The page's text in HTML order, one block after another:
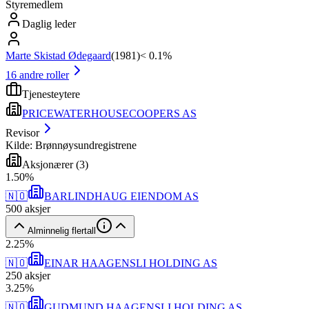
Styremedlem
Daglig leder
Marte Skistad Ødegaard(1981)< 0.1%
16 andre roller
Tjenesteytere
PRICEWATERHOUSECOOPERS AS
Revisor
Kilde: Brønnøysundregistrene
Aksjonærer(3)
1 .50%
🇳🇴
BARLINDHAUG EIENDOM AS
500 aksjer
Alminnelig flertall
2.25%
🇳🇴
EINAR HAAGENSLI HOLDING AS
250 aksjer
3.25%